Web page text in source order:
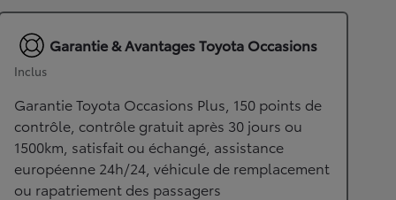
Garantie & Avantages Toyota Occasions
Inclus
Garantie Toyota Occasions Plus, 150 points de
contrôle, contrôle gratuit après 30 jours ou
1500km, satisfait ou échangé, assistance
européenne 24h/24, véhicule de remplacement
ou rapatriement des passagers